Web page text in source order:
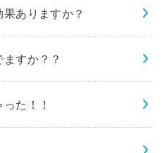
ありますか？
すか？？
た！！